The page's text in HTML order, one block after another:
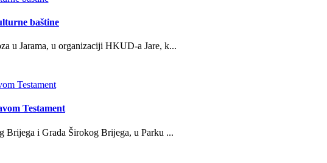
baštine
u Jarama, u organizaciji HKUD-a Jare, k...
Testament
Brijega i Grada Širokog Brijega, u Parku ...